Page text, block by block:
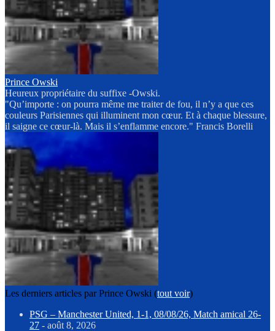
Prince Owski
Heureux propriétaire du suffixe -Owski.
"Qu’importe : on pourra même me traiter de fou, il n’y a que ces
couleurs Parisiennes qui illuminent mon cœur. Et à chaque blessure,
il saigne ce cœur-là. Mais il s’enflamme encore." Francis Borelli
Les derniers articles par Prince Owski (tout voir)
PSG – Manchester United, 1-1, 08/08/26, Match amical 26-
27 - août 8, 2026